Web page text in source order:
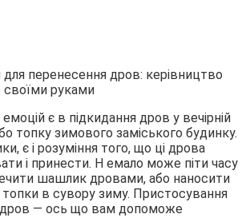
є в підкидання дров у вечірній
топку зимового заміського будинку.
є і розуміння того, що ці дрова
і принести. Н емало може піти часу
шашлик дровами, або наносити
в сувору зиму. Пристосування
дров — ось що вам допоможе